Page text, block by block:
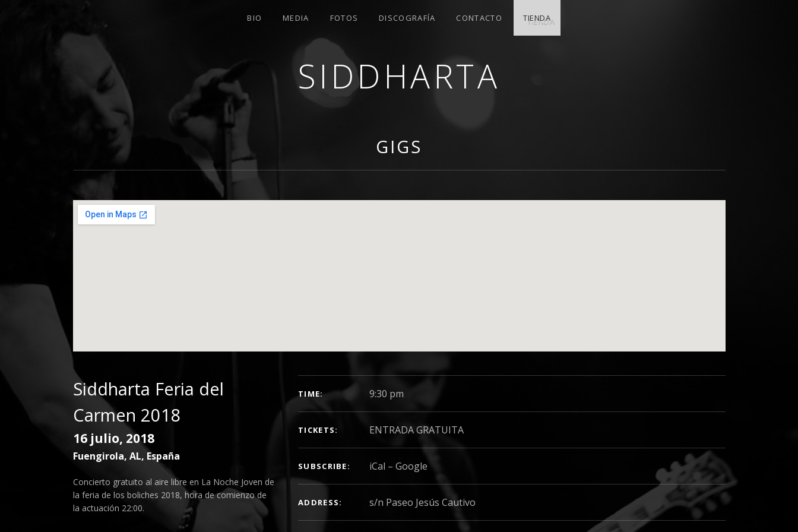
SIDDHARTA
BANDA DE ROCK MELÓDICO ESPAÑOLA
BIO MEDIA FOTOS DISCOGRAFÍA CONTACTO TIENDA
GIGS
Siddharta Feria del
Carmen 2018
16 julio, 2018
Fuengirola, AL, España
Concierto gratuito al aire libre en La Noche Joven de
la feria de los boliches 2018, hora de comienzo de
la actuación 22:00.
TIME 9:30 pm
TICKETS ENTRADA GRATUITA
SUBSCRIBE iCal Google
ADDRESS